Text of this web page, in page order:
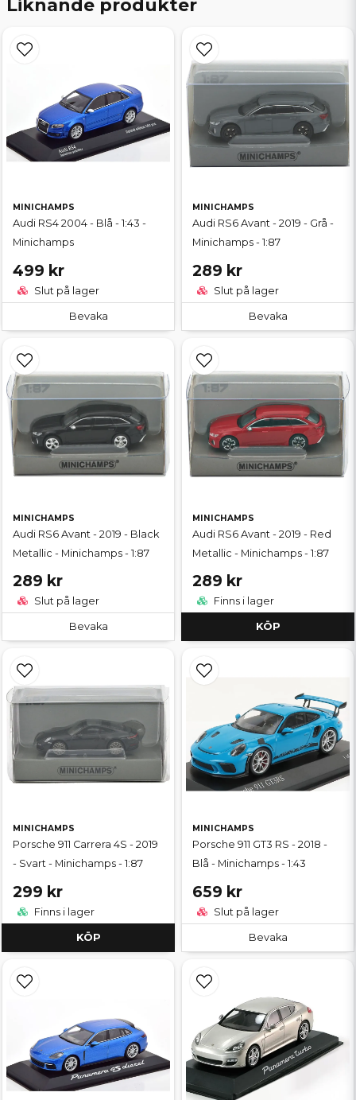
Liknande produkter
MINICHAMPS
Audi RS4 2004 - Blå - 1:43 -
Minichamps
499 kr
Slut på lager
Bevaka
MINICHAMPS
Audi RS6 Avant - 2019 - Grå -
Minichamps - 1:87
289 kr
Slut på lager
Bevaka
MINICHAMPS
Audi RS6 Avant - 2019 - Black
Metallic - Minichamps - 1:87
289 kr
Slut på lager
Bevaka
MINICHAMPS
Audi RS6 Avant - 2019 - Red
Metallic - Minichamps - 1:87
289 kr
Finns i lager
KÖP
MINICHAMPS
Porsche 911 Carrera 4S - 2019
- Svart - Minichamps - 1:87
299 kr
Finns i lager
KÖP
MINICHAMPS
Porsche 911 GT3 RS - 2018 -
Blå - Minichamps - 1:43
659 kr
Slut på lager
Bevaka